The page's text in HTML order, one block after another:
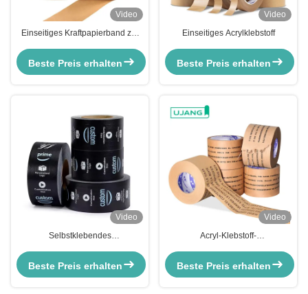
Video
Einseitiges Kraftpapierband zur
150um
Beste Preis erhalten
Video
Einseitiges Acrylklebstoff
Beste Preis erhalten
Video
Selbstklebendes
nachhaltige
Beste Preis erhalten
Video
Acryl-Klebstoff-
umweltfreundliche Verpackungen
Beste Preis erhalten